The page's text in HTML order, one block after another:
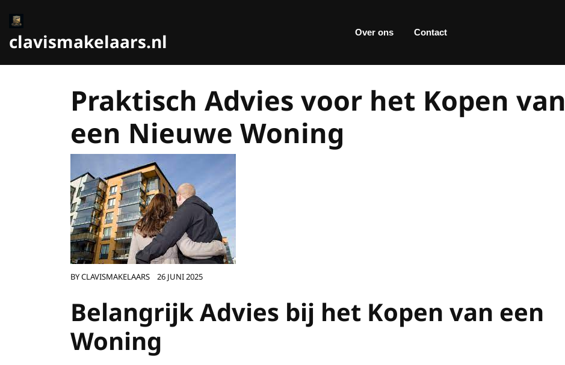
naar
inhoud
clavismakelaars.nl Over ons Contact
Praktisch Advies voor het Kopen van
een Nieuwe Woning
BYCLAVISMAKELAARS 26 JUNI 2025
Belangrijk Advies bij het Kopen van een
Woning